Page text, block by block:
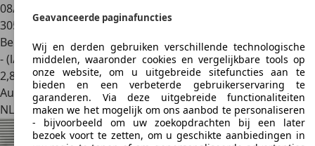
08/2007
305.110 km
Benzine
- (l/100 km)
2,8
Autobedrijf
NL 8304 AWEmmeloord
Geavanceerde paginafuncties
Wij en derden gebruiken verschillende technologische
middelen, waaronder cookies en vergelijkbare tools op
onze website, om u uitgebreide sitefuncties aan te
bieden en een verbeterde gebruikerservaring te
garanderen. Via deze uitgebreide functionaliteiten
maken we het mogelijk om ons aanbod te personaliseren
- bijvoorbeeld om uw zoekopdrachten bij een later
bezoek voort te zetten, om u geschikte aanbiedingen in